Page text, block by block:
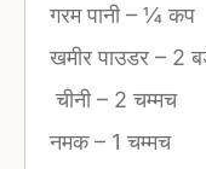
गरम पानी– ¼ कप
खमीर पाउडर – 2
चीनी– 2 चम्मच
नमक– 1 चम्मच